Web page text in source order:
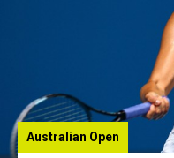
Australian Open